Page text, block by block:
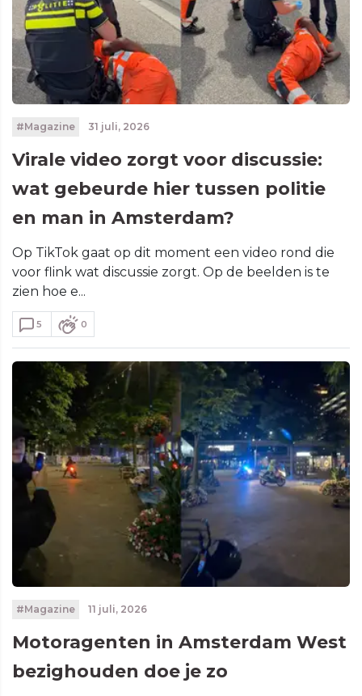
#Magazine 31 juli, 2026
Virale video zorgt voor discussie:
wat gebeurde hier tussen politie
en man in Amsterdam?
Op TikTok gaat op dit moment een video rond die
voor flink wat discussie zorgt. Op de beelden is te
zien hoe e...
5 0
#Magazine 11 juli, 2026
Motoragenten in Amsterdam West
bezighouden doe je zo